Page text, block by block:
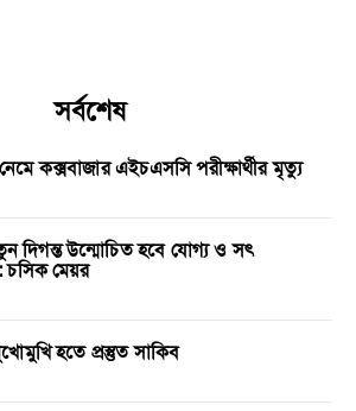
সর্বশেষ
কক্সবাজার এইচএসসি পরীক্ষার্থীর মৃত্যু
দিগন্ত উন্মোচিত হবে যোগ্য ও সৎ
চসিক মেয়র
হতে প্রস্তুত সাকিব